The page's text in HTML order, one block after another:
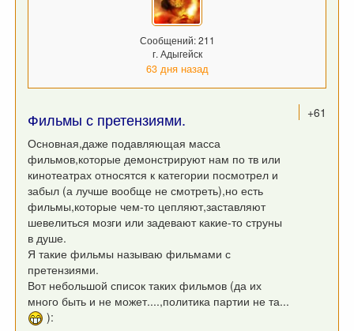
Сообщений: 211
г. Адыгейск
63 дня назад
+61
Фильмы с претензиями.
Основная,даже подавляющая масса
фильмов,которые демонстрируют нам по тв или
кинотеатрах относятся к категории посмотрел и
забыл (а лучше вообще не смотреть),но есть
фильмы,которые чем-то цепляют,заставляют
шевелиться мозги или задевают какие-то струны
в душе.
Я такие фильмы называю фильмами с
претензиями.
Вот небольшой список таких фильмов (да их
много быть и не может....,политика партии не та...
):